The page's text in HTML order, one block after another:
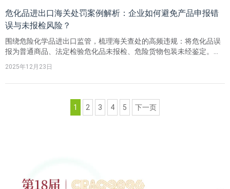
量。
危化品进出口海关处罚案例解析：企业如何避免产品申报错
误与未报检风险？
围绕危险化学品进出口监管，梳理海关查处的高频违规：将危化品误
报为普通商品、法定检验危化品未报检、危险货物包装未经鉴定。文
中结合香精、四水过硼酸钠、耐高温涂料等典型案例，说明危化品鉴
别依据《危险化学品目录》及危险特性分类鉴别报告，并强调UN编
号、SDS与GHS标签等判定要点。进一步介绍法定检验危化品的报检
2025年12月23日
1 2 3 4 5 下一页